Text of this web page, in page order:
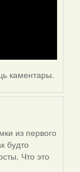
каментары.
из первого
будто
Что это